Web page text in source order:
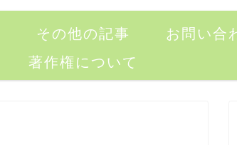
その他の記事
お問い合
著作権について